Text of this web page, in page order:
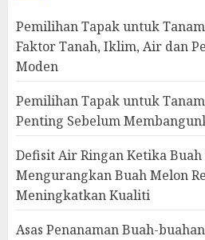
Pemilihan Tapak untuk
Faktor Tanah, Iklim, Air dan
Moden
Pemilihan Tapak untuk
Penting Sebelum
Defisit Air Ringan Ketika
Mengurangkan Buah Melon
Meningkatkan Kualiti
Asas Penanaman Buah-